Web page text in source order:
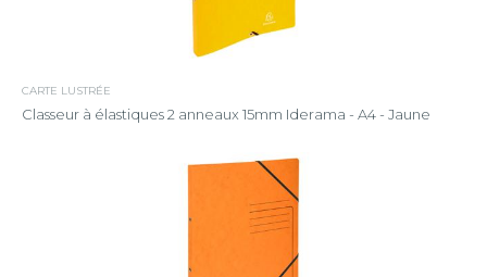
CARTE LUSTRÉE
Classeur à élastiques 2 anneaux 15mm Iderama - A4 - Jaune